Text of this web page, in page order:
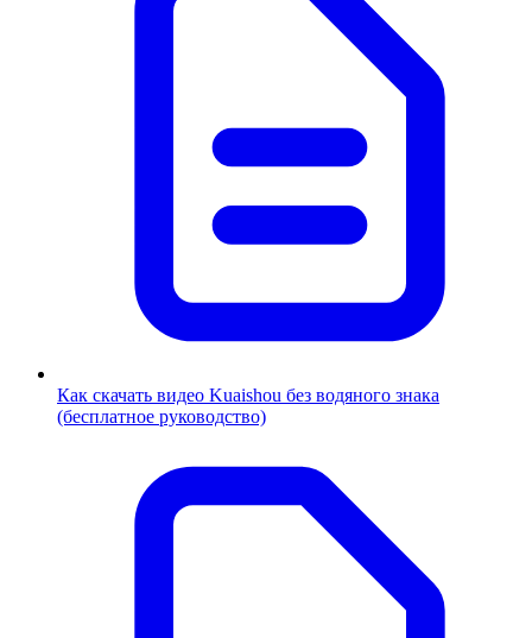
Как скачать видео Kuaishou без водяного знака
(бесплатное руководство)